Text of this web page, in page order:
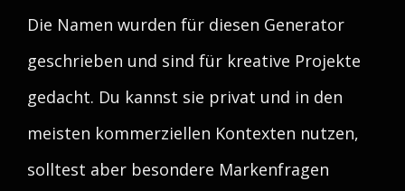
Die Namen wurden für diesen Generator
geschrieben und sind für kreative Projekte
gedacht. Du kannst sie privat und in den
meisten kommerziellen Kontexten nutzen,
solltest aber besondere Markenfragen